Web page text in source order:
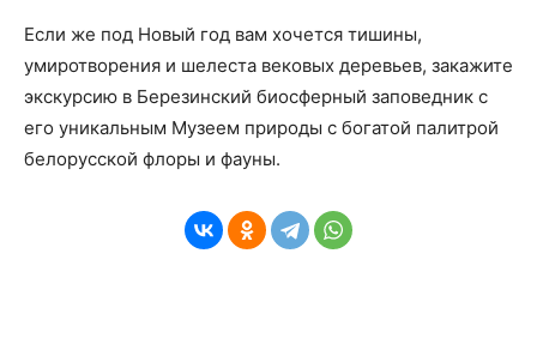
Если же под Новый год вам хочется тишины,
умиротворения и шелеста вековых деревьев, закажите
экскурсию в Березинский биосферный заповедник с
его уникальным Музеем природы с богатой палитрой
белорусской флоры и фауны.